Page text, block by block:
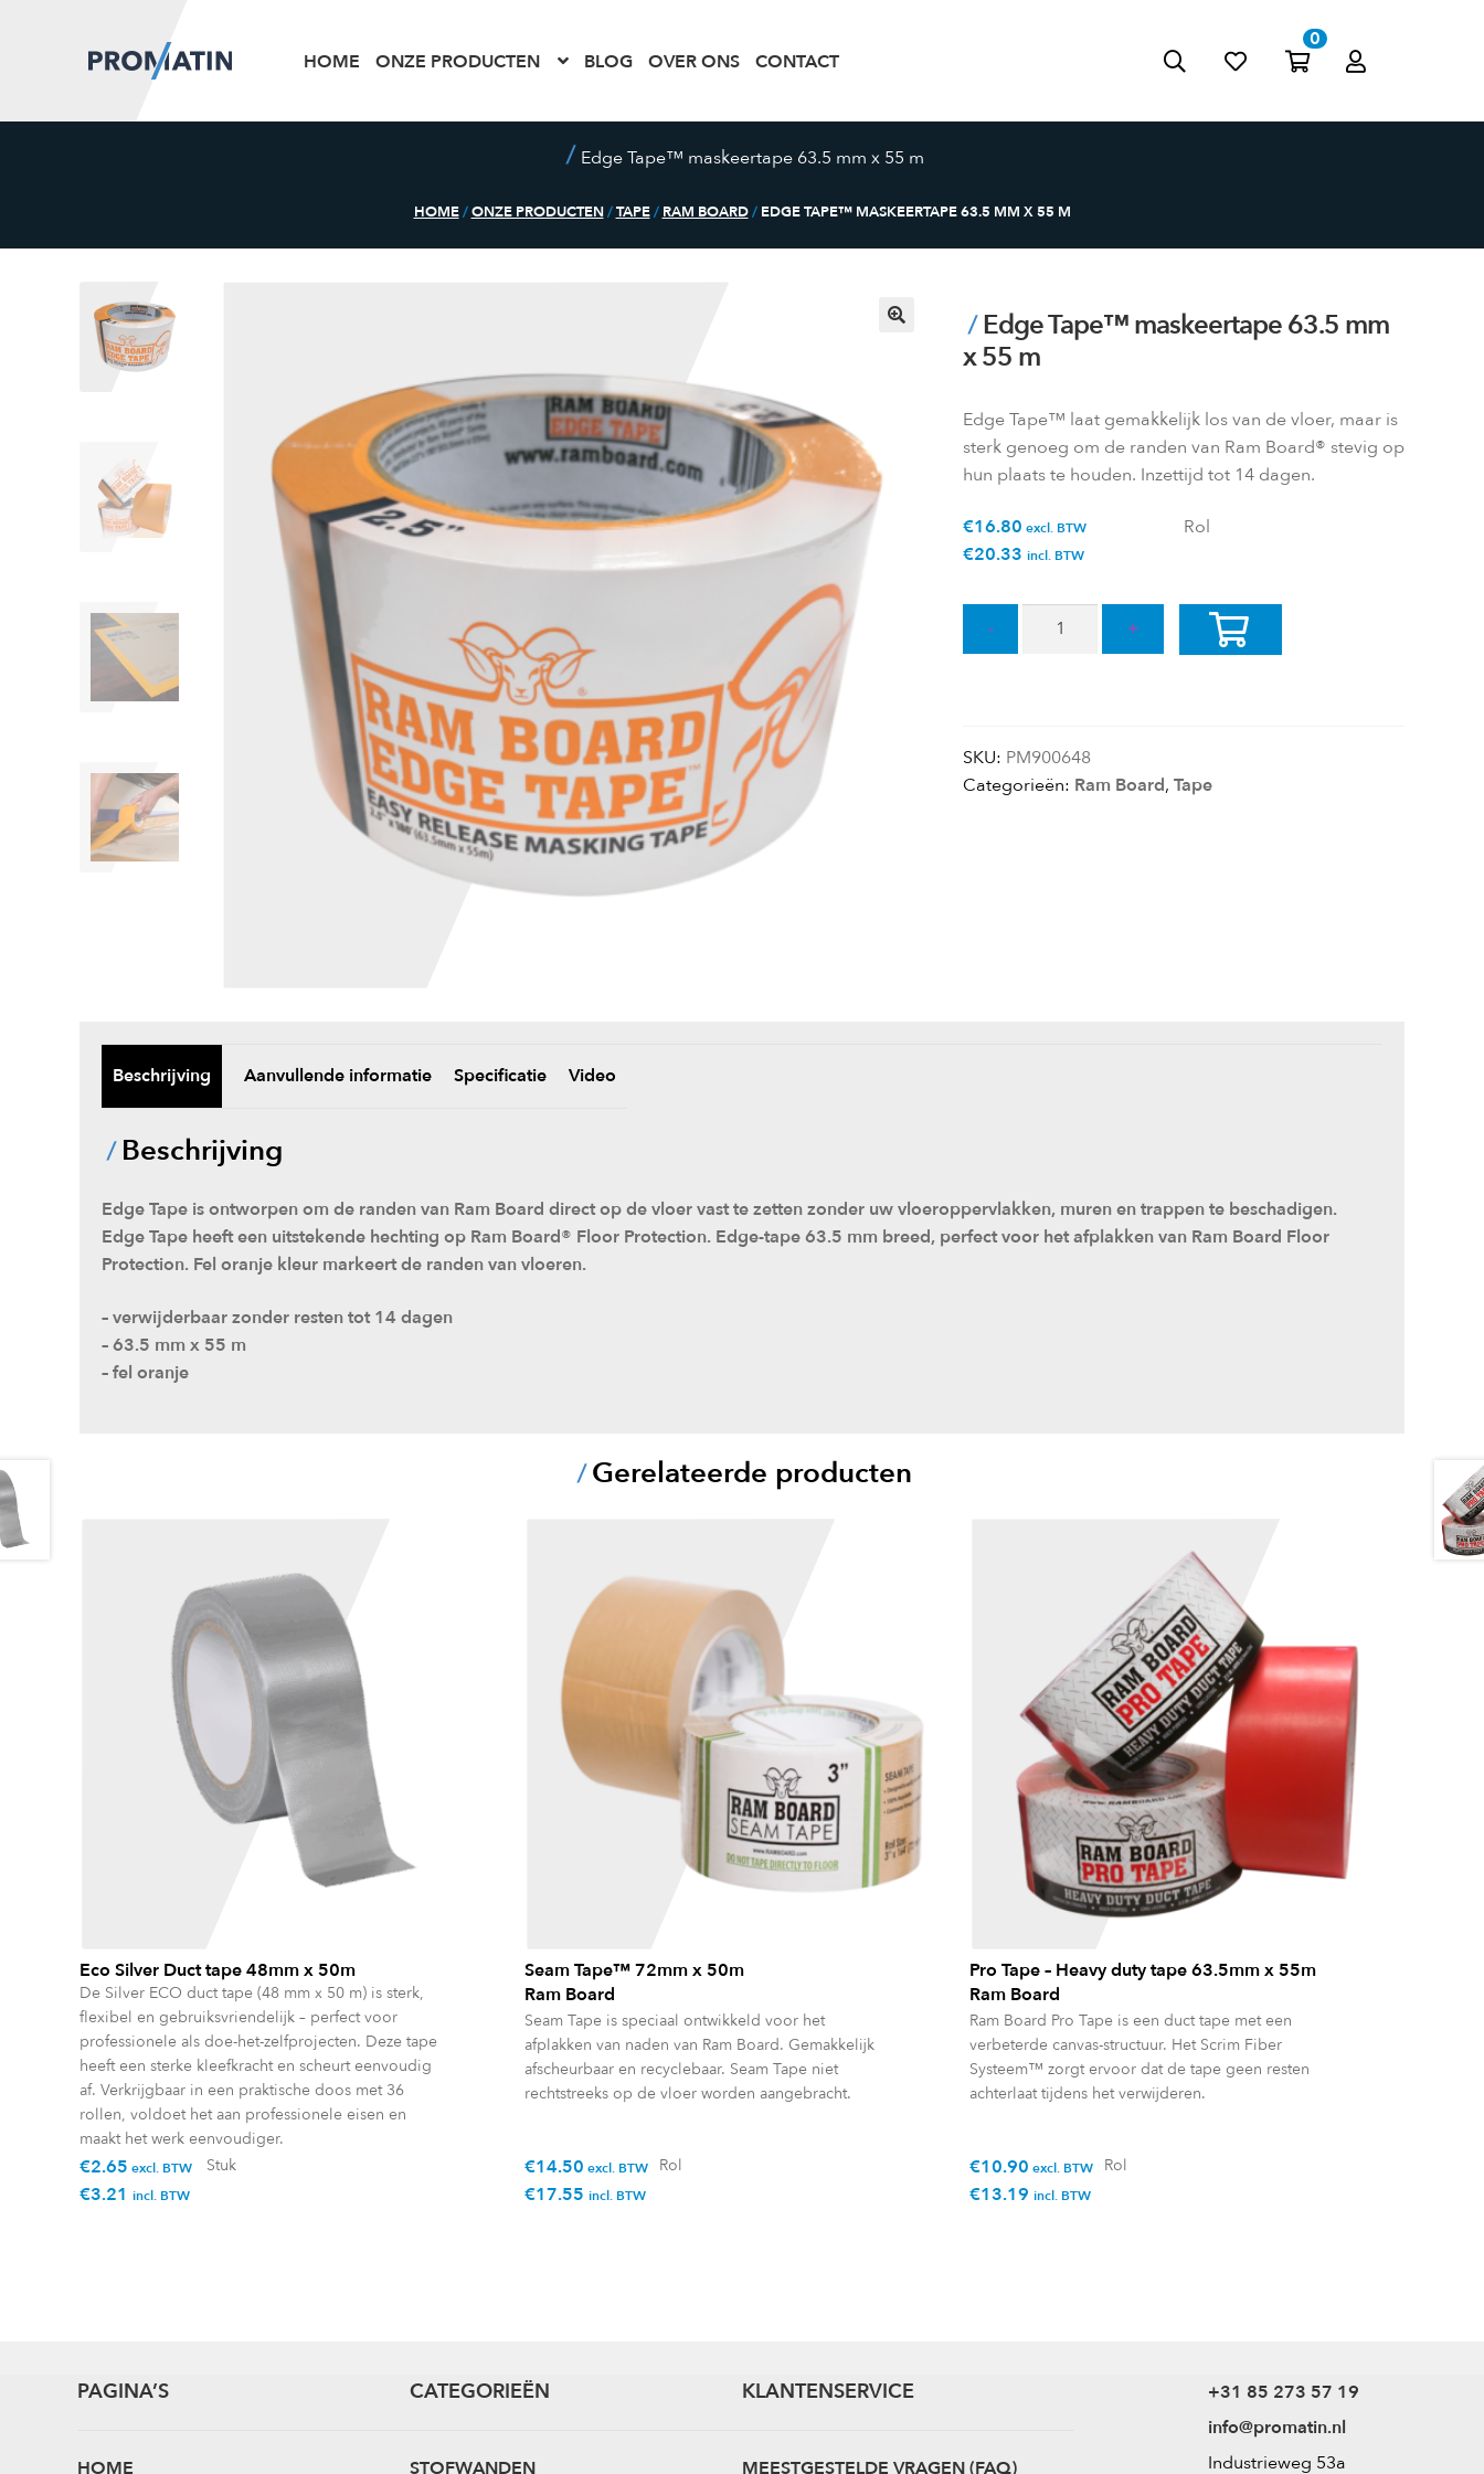
HOME ONZE PRODUCTEN BLOG OVER ONS CONTACT
0
Edge Tape™ maskeertape 63.5 mm x 55 m
HOME/ONZE PRODUCTEN/TAPE/ RAM BOARD/ EDGE TAPE™ MASKEERTAPE 63.5 MM X 55 M
Edge Tape™ maskeertape 63.5 mm
x 55 m
Edge Tape™ laat gemakkelijk los van de vloer, maar is
sterk genoeg om de randen van Ram Board® stevig op
hun plaats te houden. Inzettijd tot 14 dagen.
€16.80 excl. BTW
€20.33 incl. BTW
Rol
SKU: PM900648
Categorieën: Ram Board, Tape
Beschrijving Aanvullende informatie Specificatie Video
Beschrijving
Edge Tape is ontworpen om de randen van Ram Board direct op de vloer vast te zetten zonder uw vloeroppervlakken, muren en trappen te beschadigen.
Edge Tape heeft een uitstekende hechting op Ram Board® Floor Protection. Edge-tape 63.5 mm breed, perfect voor het afplakken van Ram Board Floor
Protection. Fel oranje kleur markeert de randen van vloeren.
– verwijderbaar zonder resten tot 14 dagen
– 63.5 mm x 55 m
– fel oranje
Gerelateerde producten
Eco Silver Duct tape 48mm x 50m
De Silver ECO duct tape (48 mm x 50 m) is sterk,
flexibel en gebruiksvriendelijk – perfect voor
professionele als doe-het-zelfprojecten. Deze tape
heeft een sterke kleefkracht en scheurt eenvoudig
af. Verkrijgbaar in een praktische doos met 36
rollen, voldoet het aan professionele eisen en
maakt het werk eenvoudiger.
€2.65 excl. BTW
€3.21 incl. BTW
Stuk
Seam Tape™ 72mm x 50m
Ram Board
Seam Tape is speciaal ontwikkeld voor het
afplakken van naden van Ram Board. Gemakkelijk
afscheurbaar en recyclebaar. Seam Tape niet
rechtstreeks op de vloer worden aangebracht.
€14.50 excl. BTW
€17.55 incl. BTW
Rol
Pro Tape – Heavy duty tape 63.5mm x 55m
Ram Board
Ram Board Pro Tape is een duct tape met een
verbeterde canvas-structuur. Het Scrim Fiber
Systeem™ zorgt ervoor dat de tape geen resten
achterlaat tijdens het verwijderen.
€10.90 excl. BTW
€13.19 incl. BTW
Rol
PAGINA’S
HOME
CATEGORIEËN
STOFWANDEN
KLANTENSERVICE
MEESTGESTELDE VRAGEN (FAQ)
+31 85 273 57 19
info@promatin.nl
Industrieweg 53a